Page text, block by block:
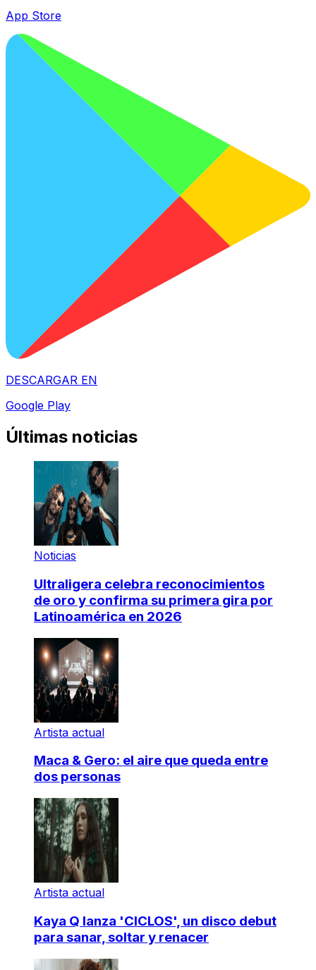
App Store
DESCARGAR EN
Google Play
Últimas noticias
Noticias
Ultraligera celebra reconocimientos
de oro y confirma su primera gira por
Latinoamérica en 2026
Artista actual
Maca & Gero: el aire que queda entre
dos personas
Artista actual
Kaya Q lanza 'CICLOS', un disco debut
para sanar, soltar y renacer